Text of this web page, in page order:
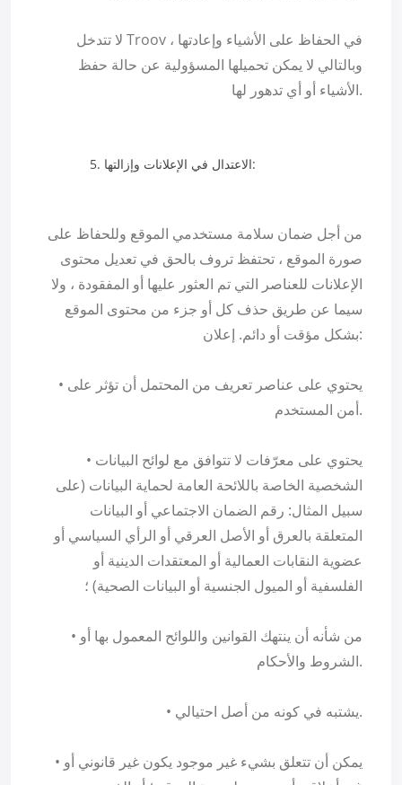
لا تتدخل Troov في الحفاظ على الأشياء وإعادتها ،
وبالتالي لا يمكن تحميلها المسؤولية عن حالة حفظ
الأشياء أو أي تدهور لها.
الاعتدال في الإعلانات وإزالتها:
من أجل ضمان سلامة مستخدمي الموقع وللحفاظ على
صورة الموقع ، تحتفظ تروف بالحق في تعديل محتوى
الإعلانات للعناصر التي تم العثور عليها أو المفقودة ، ولا
سيما عن طريق حذف كل أو جزء من محتوى الموقع
بشكل مؤقت أو دائم. إعلان:
• يحتوي على عناصر تعريف من المحتمل أن تؤثر على
أمن المستخدم.
• يحتوي على معرّفات لا تتوافق مع لوائح البيانات
الشخصية الخاصة باللائحة العامة لحماية البيانات (على
سبيل المثال: رقم الضمان الاجتماعي أو البيانات
المتعلقة بالعرق أو الأصل العرقي أو الرأي السياسي أو
عضوية النقابات العمالية أو المعتقدات الدينية أو
الفلسفية أو الميول الجنسية أو البيانات الصحية) ؛
• من شأنه أن ينتهك القوانين واللوائح المعمول بها أو
الشروط والأحكام.
• يشتبه في كونه من أصل احتيالي.
• يمكن أن تتعلق بشيء غير موجود يكون غير قانوني أو